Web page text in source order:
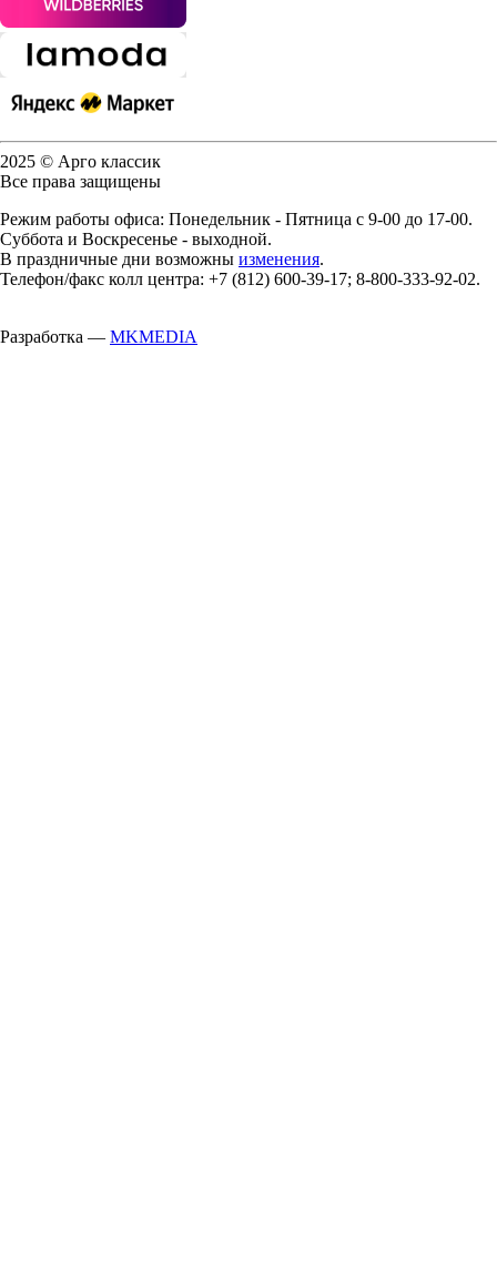
2025 © Арго классик
Все права защищены
Режим работы офиса: Понедельник - Пятница с 9-00 до 17-00.
Суббота и Воскресенье - выходной.
В праздничные дни возможны изменения.
Телефон/факс колл центра: +7 (812) 600-39-17; 8-800-333-92-02.
Разработка — MKMEDIA